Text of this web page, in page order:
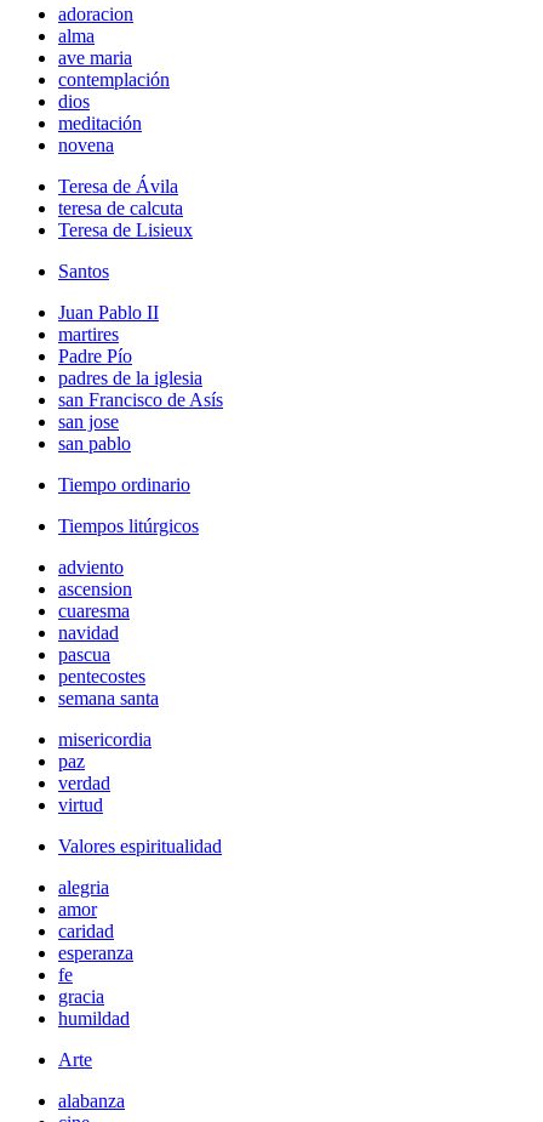
adoracion
alma
ave maria
contemplación
dios
meditación
novena
Teresa de Ávila
teresa de calcuta
Teresa de Lisieux
Santos
Juan Pablo II
martires
Padre Pío
padres de la iglesia
san Francisco de Asís
san jose
san pablo
Tiempo ordinario
Tiempos litúrgicos
adviento
ascension
cuaresma
navidad
pascua
pentecostes
semana santa
misericordia
paz
verdad
virtud
Valores espiritualidad
alegria
amor
caridad
esperanza
fe
gracia
humildad
Arte
alabanza